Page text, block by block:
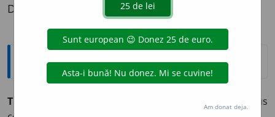
Definiția cu ID-ul 356562:
Explicative DEX
TEN ~uri
produs
Am donat deja.